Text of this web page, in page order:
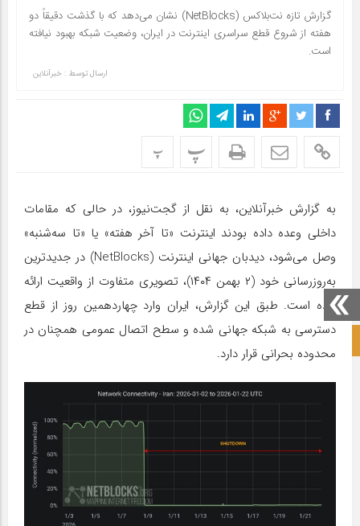
صفحه نخست آکادمی علمی
گزارش تازه نت‌بلاکس (NetBlocks) نشان می‌دهد که با گذشت دقیقاً دو
هفته از شروع قطع سراسری اینترنت در ایران، وضعیت شبکه بهبود نیافته
است.
ارسال توسط : خبرآنلاین
پ پ
به گزارش خبرآنلاین، به نقل از گجت‌نیوز، در حالی که مقامات
داخلی وعده داده بودند اینترنت «تا آخر هفته» یا «تا سه‌شنبه»
وصل می‌شود، دیدبان جهانی اینترنت (NetBlocks) در جدیدترین
به‌روزرسانی خود (۲ بهمن ۱۴۰۴)، تصویری متفاوت از واقعیت ارائه
داده است. طبق این گزارش، ایران وارد چهاردهمین روز از قطع
دسترسی به شبکه جهانی شده و سطح اتصال عمومی همچنان در
محدوده بحرانی قرار دارد.